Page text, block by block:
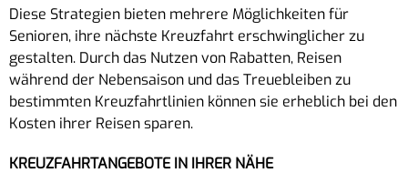
Diese Strategien bieten mehrere Möglichkeiten für
Senioren, ihre nächste Kreuzfahrt erschwinglicher zu
gestalten. Durch das Nutzen von Rabatten, Reisen
während der Nebensaison und das Treuebleiben zu
bestimmten Kreuzfahrtlinien können sie erheblich bei den
Kosten ihrer Reisen sparen.
KREUZFAHRTANGEBOTE IN IHRER NÄHE